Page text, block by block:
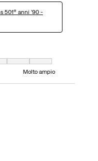
501® anni ’90 -
aderente e 7 è uguale a Molto
Molto ampio